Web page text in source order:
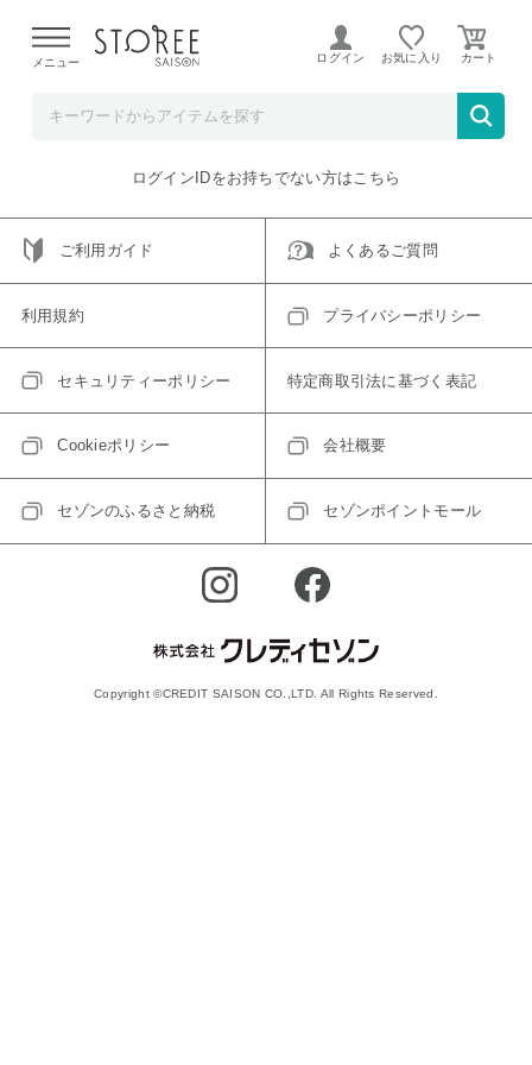
よる配送遅延が発生しております。
メニュー ログイン お気に入り
ご指定のアイテムは取り扱い終了、またはただいま取り扱い
トップへ戻る
ログインIDをお持ちでない方はこちら
ご利用ガイド よくあるご質問
利用規約 プライバシーポリシー
セキュリティーポリシー 特定商取引法に基づく表記
Cookieポリシー 会社概要
セゾンのふるさと納税 セゾンポイントモール
Copyright ©CREDIT SAISON CO.,LTD. All Rights Reserved.